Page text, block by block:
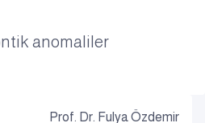
anomaliler
Prof. Dr. Fulya Özdemir